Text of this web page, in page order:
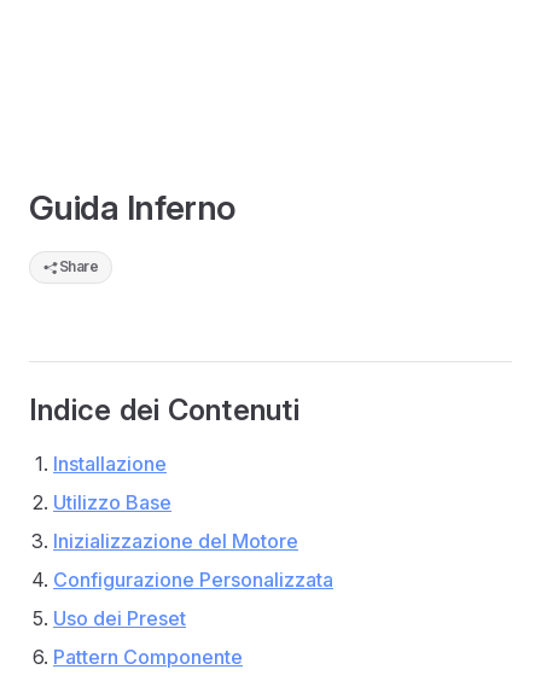
Guida Inferno
Share
Indice dei Contenuti
Installazione
Utilizzo Base
Inizializzazione del Motore
Configurazione Personalizzata
Uso dei Preset
Pattern Componente